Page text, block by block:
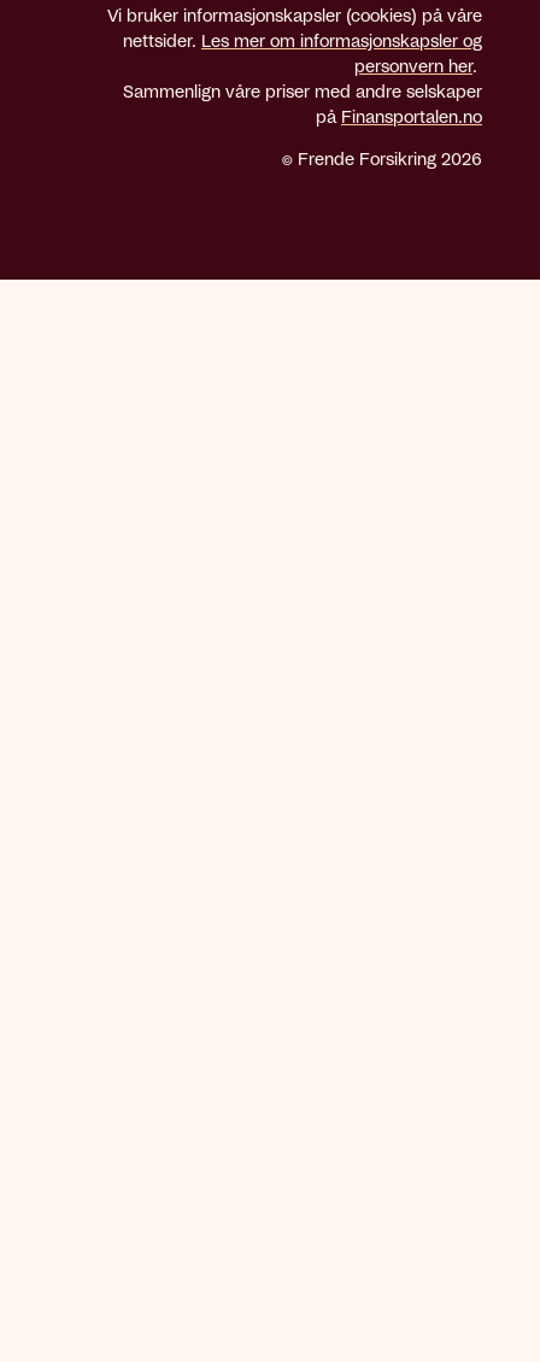
Vi bruker informasjonskapsler (cookies) på våre
nettsider. Les mer om informasjonskapsler og
personvern her.
Sammenlign våre priser med andre selskaper
på Finansportalen.no
© Frende Forsikring 2026